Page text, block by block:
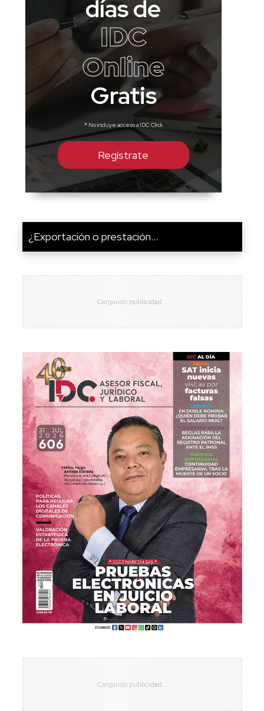
días de
IDC
Online
Gratis
* No incluye acceso a IDC Click
Regístrate
¿Exportación o prestación...